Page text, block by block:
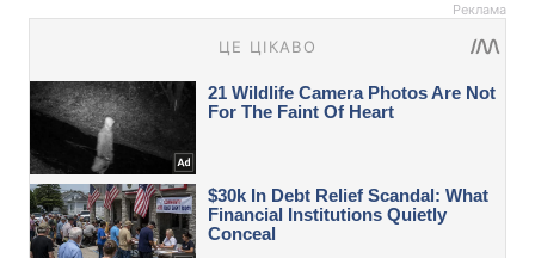
Реклама